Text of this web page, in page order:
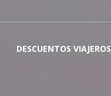
DESCUENTOS VIAJEROS